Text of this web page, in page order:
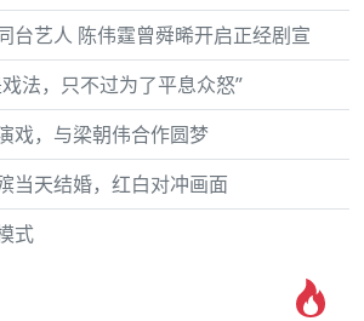
台艺人 陈伟霆曾舜晞开启正经剧宣
法，只不过为了平息众怒”
戏，与梁朝伟合作圆梦
当天结婚，红白对冲画面
式